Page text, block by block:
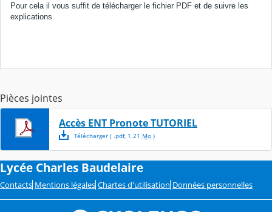
Pour cela il vous suffit de télécharger le fichier PDF et de suivre les
explications.
Pièces jointes
Accès ENT Pronote TUTORIEL
Télécharger( .pdf, 1.21 Mo)
Lycée Charles Baudelaire
Contacts Mentions légales Chartes d'utilisation Données personnelles